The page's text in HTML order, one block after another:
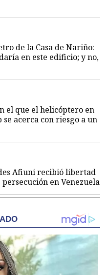
de la Casa de Nariño:
en este edificio; y no,
el que el helicóptero en
acerca con riesgo a un
Afiuni recibió libertad
en Venezuela